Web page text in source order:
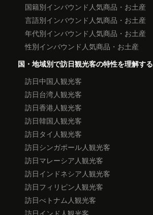
国籍別インバウンド人気商品・お土産
言語別インバウンド人気商品・お土産
年代別インバウンド人気商品・お土産
性別インバウンド人気商品・お土産
国・地域別で訪日観光客の特性を理解する
訪日中国人観光客
訪日台湾人観光客
訪日香港人観光客
訪日韓国人観光客
訪日タイ人観光客
訪日シンガポール人観光客
訪日マレーシア人観光客
訪日インドネシア人観光客
訪日フィリピン人観光客
訪日べトナム人観光客